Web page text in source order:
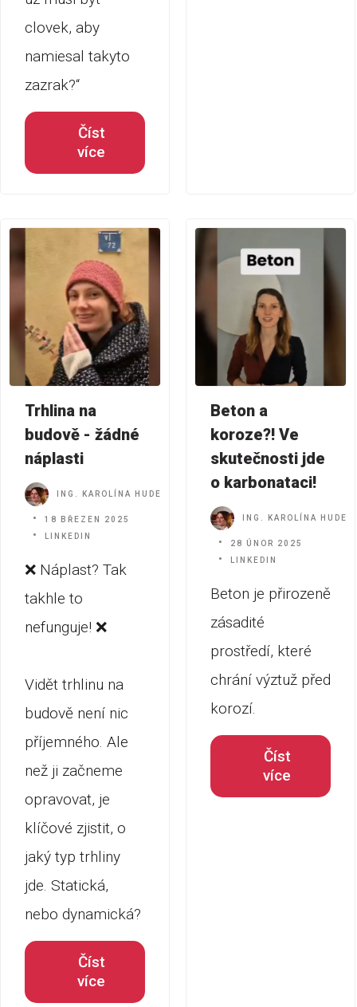
clovek, aby
namiesal takyto
zazrak?“
Číst
více
Trhlina na
budově - žádné
náplasti
ING. KAROLÍNA HUDEC JAKUBÍKOVÁ
18 BŘEZEN 2025
LINKEDIN
❌ Náplast? Tak
takhle to
nefunguje! ❌
Vidět trhlinu na
budově není nic
příjemného. Ale
než ji začneme
opravovat, je
klíčové zjistit, o
jaký typ trhliny
jde. Statická,
nebo dynamická?
Číst
více
Beton a
koroze?! Ve
skutečnosti jde
o karbonataci!
ING. KAROLÍNA
28 ÚNOR 2025
LINKEDIN
Beton je přirozeně
zásadité
prostředí, které
chrání výztuž před
korozí.
Číst
více